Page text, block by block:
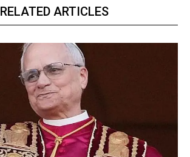
RELATED ARTICLES